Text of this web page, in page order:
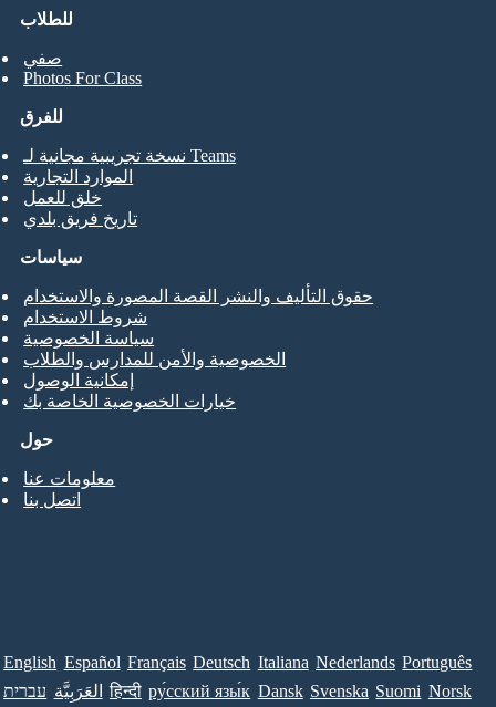
للطلاب
صفي
Photos For Class
للفرق
نسخة تجريبية مجانية لـ Teams
الموارد التجارية
خلق للعمل
تاريخ فريق بلدي
حول
معلومات عنا
اتصل بنا
سياسات
حقوق التأليف والنشر القصة المصورة والاستخدام
شروط الاستخدام
سياسة الخصوصية
الخصوصية والأمن للمدارس والطلاب
إمكانية الوصول
خيارات الخصوصية الخاصة بك
English Español Français Deutsch Italiana Nederlands Português
עברית العَرَبِيَّة हिन्दी ру́сский язы́к Dansk Svenska Suomi Norsk